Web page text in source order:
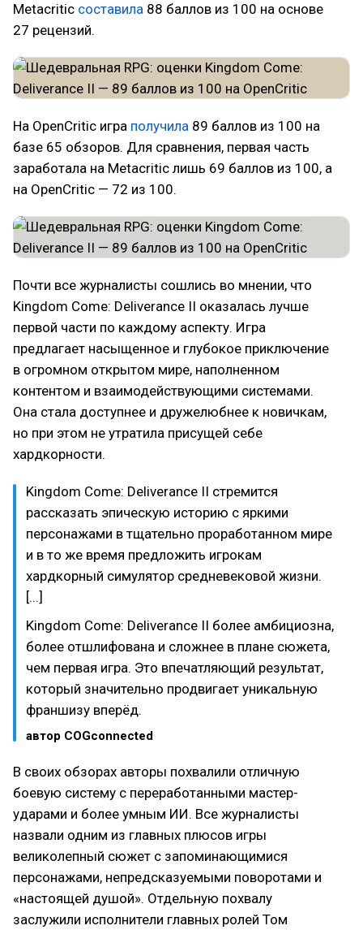
Metacritic составила 88 баллов из 100 на основе
27 рецензий.
На OpenCritic игра получила 89 баллов из 100 на
базе 65 обзоров. Для сравнения, первая часть
заработала на Metacritic лишь 69 баллов из 100, а
на OpenCritic — 72 из 100.
Почти все журналисты сошлись во мнении, что
Kingdom Come: Deliverance II оказалась лучше
первой части по каждому аспекту. Игра
предлагает насыщенное и глубокое приключение
в огромном открытом мире, наполненном
контентом и взаимодействующими системами.
Она стала доступнее и дружелюбнее к новичкам,
но при этом не утратила присущей себе
хардкорности.
Kingdom Come: Deliverance II стремится
рассказать эпическую историю с яркими
персонажами в тщательно проработанном мире
и в то же время предложить игрокам
хардкорный симулятор средневековой жизни.
[...]
Kingdom Come: Deliverance II более амбициозна,
более отшлифована и сложнее в плане сюжета,
чем первая игра. Это впечатляющий результат,
который значительно продвигает уникальную
франшизу вперёд.
автор COGconnected
В своих обзорах авторы похвалили отличную
боевую систему с переработанными мастер-
ударами и более умным ИИ. Все журналисты
назвали одним из главных плюсов игры
великолепный сюжет с запоминающимися
персонажами, непредсказуемыми поворотами и
«настоящей душой». Отдельную похвалу
заслужили исполнители главных ролей Том